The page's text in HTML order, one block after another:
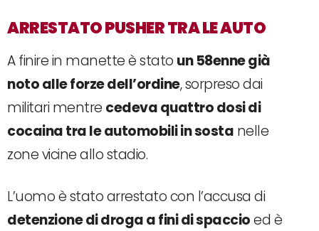
ARRESTATO PUSHER TRA LE AUTO
A finire in manette è stato un 58enne già
noto alle forze dell’ordine, sorpreso dai
militari mentre cedeva quattro dosi di
cocaina tra le automobili in sosta nelle
zone vicine allo stadio.
L’uomo è stato arrestato con l’accusa di
detenzione di droga a fini di spaccioed è